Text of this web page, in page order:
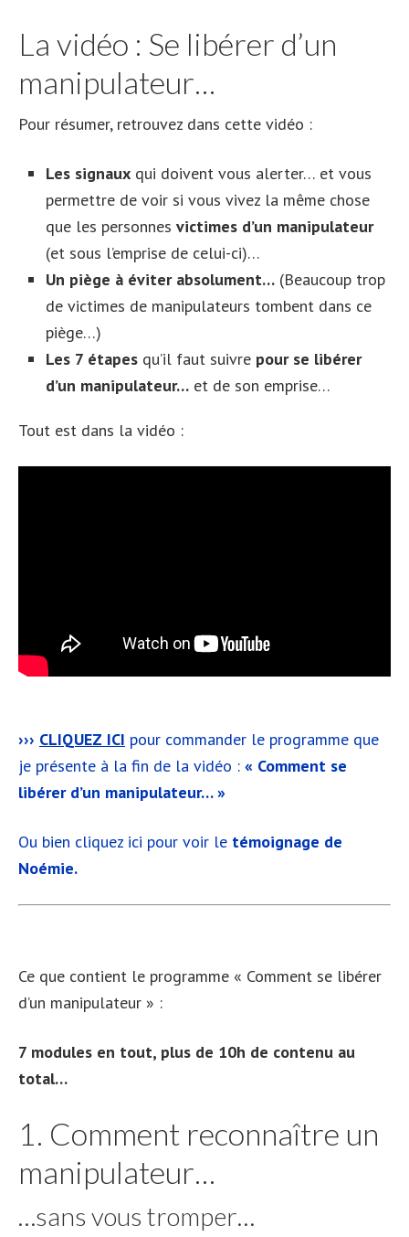
La vidéo : Se libérer d’un
manipulateur…
Pour résumer, retrouvez dans cette vidéo :
Les signaux qui doivent vous alerter… et vous
permettre de voir si vous vivez la même chose
que les personnes victimes d’un manipulateur
(et sous l’emprise de celui-ci)…
Un piège à éviter absolument… (Beaucoup trop
de victimes de manipulateurs tombent dans ce
piège…)
Les 7 étapes qu’il faut suivre pour se libérer
d’un manipulateur… et de son emprise…
Tout est dans la vidéo :
››› CLIQUEZ ICI pour commander le programme que
je présente à la fin de la vidéo : « Comment se
libérer d’un manipulateur… »
Ou bien cliquez ici pour voir le témoignage de
Noémie.
Ce que contient le programme « Comment se libérer
d’un manipulateur » :
7 modules en tout, plus de 10h de contenu au
total…
1. Comment reconnaître un
manipulateur…
…sans vous tromper…